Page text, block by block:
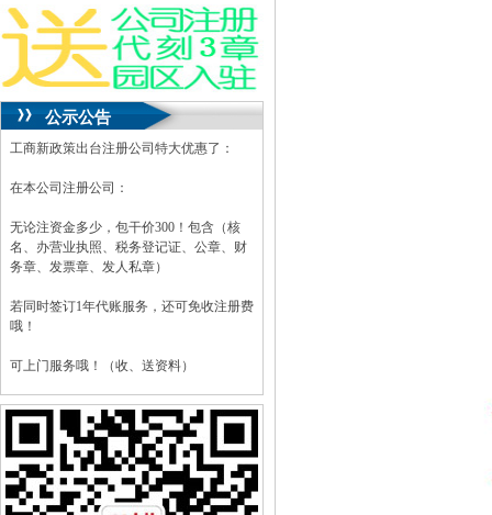
公示公告
工商新政策出台注册公司特大优惠了：
在本公司注册公司：
无论注资金多少，包干价300！包含（核
名、办营业执照、税务登记证、公章、财
务章、发票章、发人私章）
若同时签订1年代账服务，还可免收注册费
哦！
可上门服务哦！（收、送资料）
可加急服务哦！（最快可1工作日）
可代理开银行账户！（我们有长期合作的
银行，可免银行年费用）
咨询热线：023-63653351/63653355、